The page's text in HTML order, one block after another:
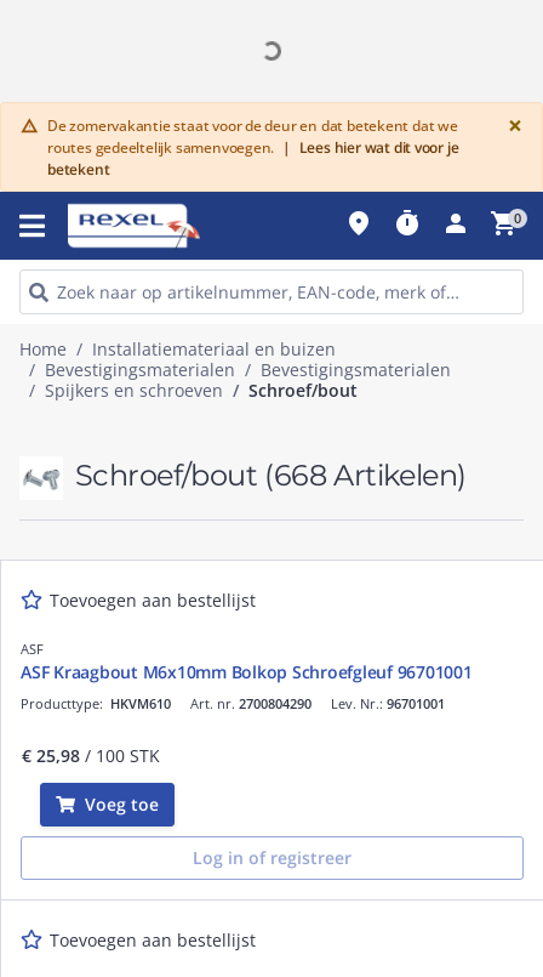
warning De zomervakantie staat voor de deur en dat betekent dat we
routes gedeeltelijk samenvoegen. |
Lees hier wat dit voor je
betekent
×
place timer person shopping_cart0
Home
Installatiemateriaal en buizen
Bevestigingsmaterialen
Bevestigingsmaterialen
Spijkers en schroeven
Schroef/bout
Schroef/bout (668 Artikelen)
Toevoegen aan bestellijst
ASF
ASF Kraagbout M6x10mm Bolkop Schroefgleuf 96701001
Art. nr. 2700804290
Producttype: HKVM610 Lev. Nr.: 96701001
€ 25,98 / 100 STK
Voeg toe
Log in of registreer
Toevoegen aan bestellijst